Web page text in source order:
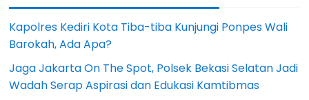
Kapolres Kediri Kota Tiba-tiba Kunjungi Ponpes Wali
Barokah, Ada Apa?
Jaga Jakarta On The Spot, Polsek Bekasi Selatan Jadi
Wadah Serap Aspirasi dan Edukasi Kamtibmas